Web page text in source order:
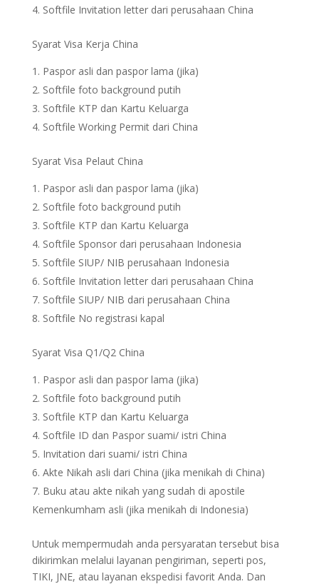
Softfile Invitation letter dari perusahaan China
Syarat Visa Kerja China
Paspor asli dan paspor lama (jika)
Softfile foto background putih
Softfile KTP dan Kartu Keluarga
Softfile Working Permit dari China
Syarat Visa Pelaut China
Paspor asli dan paspor lama (jika)
Softfile foto background putih
Softfile KTP dan Kartu Keluarga
Softfile Sponsor dari perusahaan Indonesia
Softfile SIUP/ NIB perusahaan Indonesia
Softfile Invitation letter dari perusahaan China
Softfile SIUP/ NIB dari perusahaan China
Softfile No registrasi kapal
Syarat Visa Q1/Q2 China
Paspor asli dan paspor lama (jika)
Softfile foto background putih
Softfile KTP dan Kartu Keluarga
Softfile ID dan Paspor suami/ istri China
Invitation dari suami/ istri China
Akte Nikah asli dari China (jika menikah di China)
Buku atau akte nikah yang sudah di apostile
Kemenkumham asli (jika menikah di Indonesia)
Untuk mempermudah anda persyaratan tersebut bisa
dikirimkan melalui layanan pengiriman, seperti pos,
TIKI, JNE, atau layanan ekspedisi favorit Anda. Dan